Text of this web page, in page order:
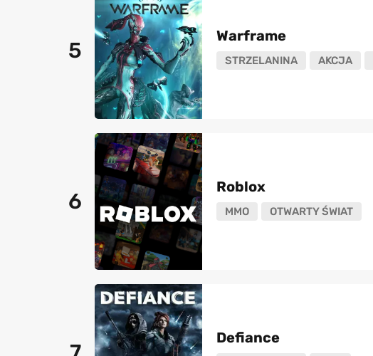
5
Warframe
STRZELANINA AKCJA
6
Roblox
MMO OTWARTY ŚWIAT
Defiance